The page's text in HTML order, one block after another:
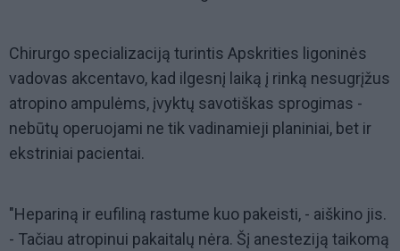
Chirurgo specializaciją turintis Apskrities ligoninės
vadovas akcentavo, kad ilgesnį laiką į rinką nesugrįžus
atropino ampulėms, įvyktų savotiškas sprogimas -
nebūtų operuojami ne tik vadinamieji planiniai, bet ir
ekstriniai pacientai.
"Hepariną ir eufiliną rastume kuo pakeisti, - aiškino jis.
- Tačiau atropinui pakaitalų nėra. Šį anesteziją taikomą